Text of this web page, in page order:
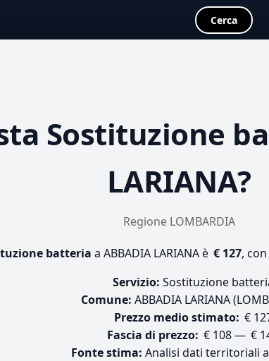
Cerca
Sostituzione
LARIANA?
Regione LOMBARDIA
batteria a ABBADIA LARIANA è € 127,
Servizio: Sostituzione
Comune: ABBADIA LARIANA
Prezzo medio stimato: €
Fascia di prezzo: € 108 — €
Fonte stima: Analisi dati territoriali